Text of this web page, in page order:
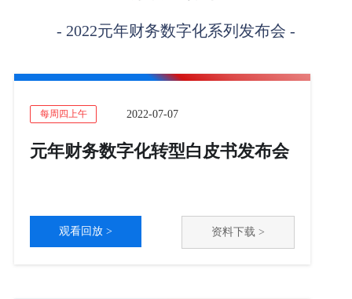
- 2022元年财务数字化系列发布会 -
每周四上午 2022-07-07
元年财务数字化转型白皮书发布会
观看回放 > 资料下载 >